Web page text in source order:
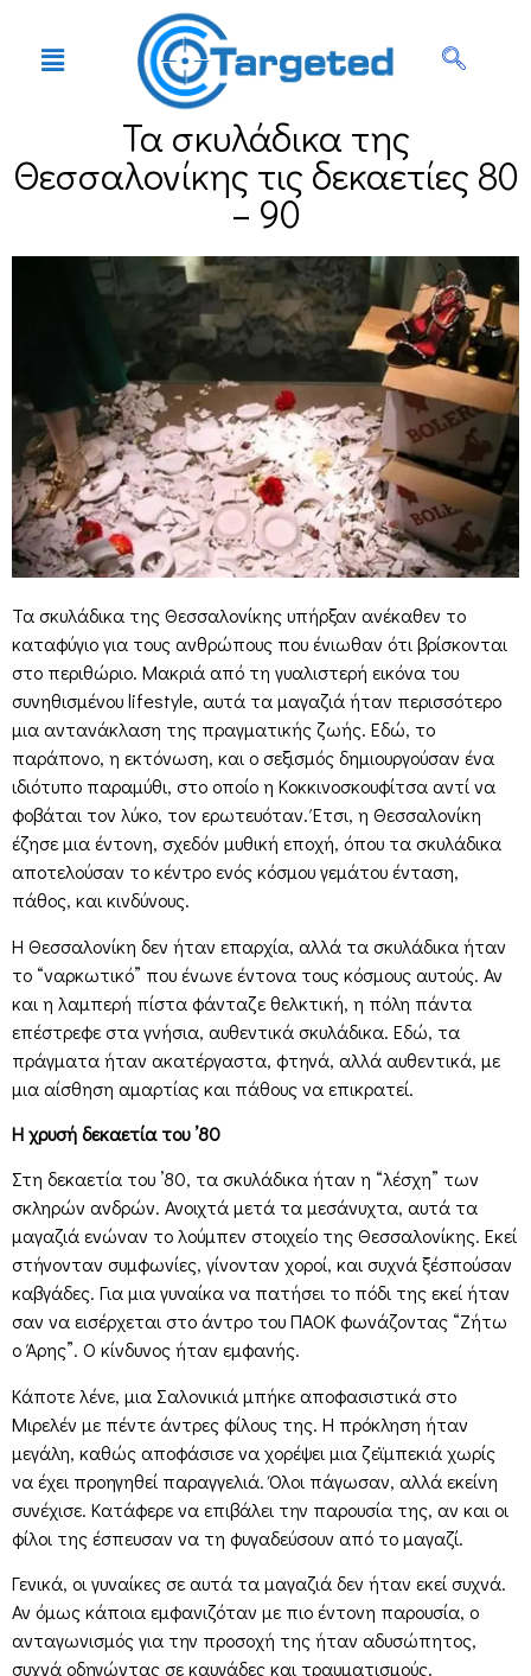
Τα σκυλάδικα της
Θεσσαλονίκης τις δεκαετίες 80
– 90
Τα σκυλάδικα της Θεσσαλονίκης υπήρξαν ανέκαθεν το
καταφύγιο για τους ανθρώπους που ένιωθαν ότι βρίσκονται
στο περιθώριο. Μακριά από τη γυαλιστερή εικόνα του
συνηθισμένου lifestyle, αυτά τα μαγαζιά ήταν περισσότερο
μια αντανάκλαση της πραγματικής ζωής. Εδώ, το
παράπονο, η εκτόνωση, και ο σεξισμός δημιουργούσαν ένα
ιδιότυπο παραμύθι, στο οποίο η Κοκκινοσκουφίτσα αντί να
φοβάται τον λύκο, τον ερωτευόταν. Έτσι, η Θεσσαλονίκη
έζησε μια έντονη, σχεδόν μυθική εποχή, όπου τα σκυλάδικα
αποτελούσαν το κέντρο ενός κόσμου γεμάτου ένταση,
πάθος, και κινδύνους.
Η Θεσσαλονίκη δεν ήταν επαρχία, αλλά τα σκυλάδικα ήταν
το “ναρκωτικό” που ένωνε έντονα τους κόσμους αυτούς. Αν
και η λαμπερή πίστα φάνταζε θελκτική, η πόλη πάντα
επέστρεφε στα γνήσια, αυθεντικά σκυλάδικα. Εδώ, τα
πράγματα ήταν ακατέργαστα, φτηνά, αλλά αυθεντικά, με
μια αίσθηση αμαρτίας και πάθους να επικρατεί.
Η χρυσή δεκαετία του ’80
Στη δεκαετία του ’80, τα σκυλάδικα ήταν η “λέσχη” των
σκληρών ανδρών. Ανοιχτά μετά τα μεσάνυχτα, αυτά τα
μαγαζιά ενώναν το λούμπεν στοιχείο της Θεσσαλονίκης. Εκεί
στήνονταν συμφωνίες, γίνονταν χοροί, και συχνά ξέσπούσαν
καβγάδες. Για μια γυναίκα να πατήσει το πόδι της εκεί ήταν
σαν να εισέρχεται στο άντρο του ΠΑΟΚ φωνάζοντας “Ζήτω
ο Άρης”. Ο κίνδυνος ήταν εμφανής.
Κάποτε λένε, μια Σαλονικιά μπήκε αποφασιστικά στο
Μιρελέν με πέντε άντρες φίλους της. Η πρόκληση ήταν
μεγάλη, καθώς αποφάσισε να χορέψει μια ζεϊμπεκιά χωρίς
να έχει προηγηθεί παραγγελιά. Όλοι πάγωσαν, αλλά εκείνη
συνέχισε. Κατάφερε να επιβάλει την παρουσία της, αν και οι
φίλοι της έσπευσαν να τη φυγαδεύσουν από το μαγαζί.
Γενικά, οι γυναίκες σε αυτά τα μαγαζιά δεν ήταν εκεί συχνά.
Αν όμως κάποια εμφανιζόταν με πιο έντονη παρουσία, ο
ανταγωνισμός για την προσοχή της ήταν αδυσώπητος,
συχνά οδηγώντας σε καυγάδες και τραυματισμούς.